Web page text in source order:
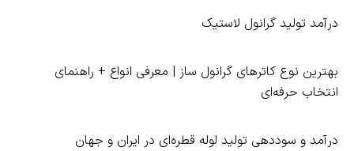
درآمد تولید گرانول لاستیک
بهترین نوع کاترهای گرانول‌ ساز | معرفی انواع + راهنمای
انتخاب حرفه‌ای
درآمد و سوددهی تولید لوله قطره‌ای در ایران و جهان